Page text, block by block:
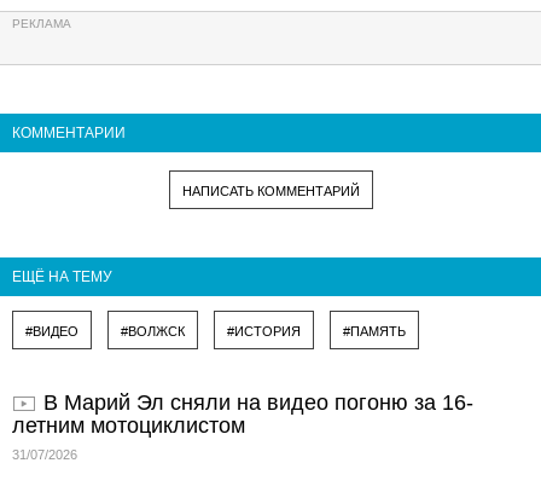
КОММЕНТАРИИ
НАПИСАТЬ КОММЕНТАРИЙ
ЕЩЁ НА ТЕМУ
#ВИДЕО #ВОЛЖСК #ИСТОРИЯ #ПАМЯТЬ
В Марий Эл сняли на видео погоню за 16-
летним мотоциклистом
31/07/2026